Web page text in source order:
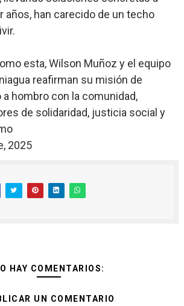
años, han carecido de un techo
esta, Wilson Muñoz y el equipo
reafirman su misión de
hombro con la comunidad,
de solidaridad, justicia social y
2025
HAY COMENTARIOS:
UN COMENTARIO